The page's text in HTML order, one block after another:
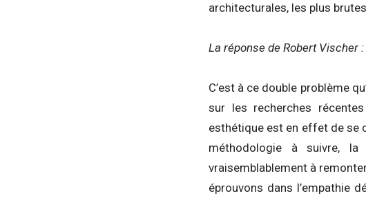
architecturales, les plus
La réponse de Robert Vischer
C’est à ce double problème
sur les recherches
esthétique est en effet de se
méthodologie à suivre, la
vraisemblablement à
éprouvons dans l’empathie